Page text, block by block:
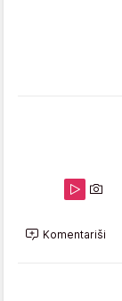
Komentariši